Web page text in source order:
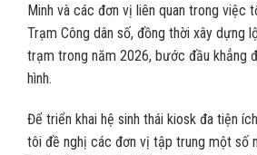
Minh và các đơn vị liên quan trong việc
Trạm Công dân số, đồng thời xây dựng
trạm trong năm 2026, bước đầu khẳng
hình.
Để triển khai hệ sinh thái kiosk đa tiện
tôi đề nghị các đơn vị tập trung một số